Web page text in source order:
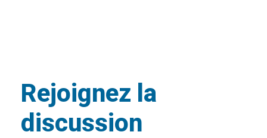
Rejoignez la
discussion